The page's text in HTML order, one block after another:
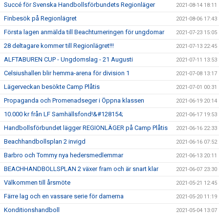
Succé för Svenska Handbollsförbundets Regionläger 2021-08-14 18:11
Finbesök på Regionlägret 2021-08-06 17:43
Första lagen anmälda till Beachturneringen för ungdomar 2021-07-23 15:05
28 deltagare kommer till Regionlägret!!! 2021-07-13 22:45
ALFTABUREN CUP - Ungdomslag - 21 Augusti 2021-07-11 13:53
Celsiushallen blir hemma-arena för division 1 2021-07-08 13:17
Lägerveckan besökte Camp Plåtis 2021-07-01 00:31
Propaganda och Promenadseger i Öppna klassen 2021-06-19 20:14
10.000 kr från LF Samhällsfond!&#128154; 2021-06-17 19:53
Handbollsförbundet lägger REGIONLÄGER på Camp Plåtis 2021-06-16 22:33
Beachhandbollsplan 2 invigd 2021-06-16 07:52
Barbro och Tommy nya hedersmedlemmar 2021-06-13 20:11
BEACHHANDBOLLSPLAN 2 växer fram och är snart klar 2021-06-07 23:30
Välkommen till årsmöte 2021-05-21 12:45
Färre lag och en vassare serie för damerna 2021-05-20 11:19
Konditionshandboll 2021-05-04 13:07